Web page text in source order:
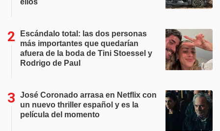
ellos
Escándalo total: las dos personas
más importantes que quedarían
afuera de la boda de Tini Stoessel y
Rodrigo de Paul
José Coronado arrasa en Netflix con
un nuevo thriller español y es la
película del momento